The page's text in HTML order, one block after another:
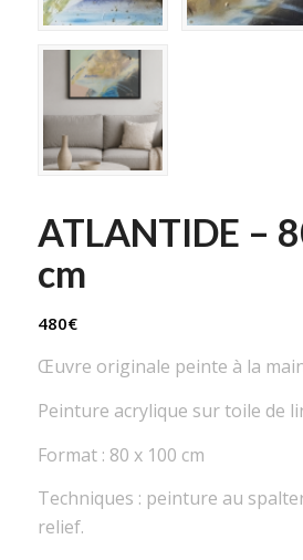
ATLANTIDE –
cm
480€
Œuvre originale peinte à la
Peinture acrylique sur toile de
Format : 80 x 100 cm
Techniques : peinture au
relief.